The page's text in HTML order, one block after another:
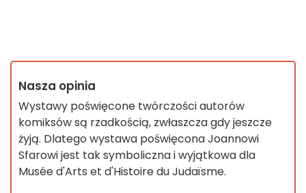
Nasza opinia
Wystawy poświęcone twórczości autorów
komiksów są rzadkością, zwłaszcza gdy jeszcze
żyją. Dlatego wystawa poświęcona Joannowi
Sfarowi jest tak symboliczna i wyjątkowa dla
Musée d'Arts et d'Histoire du Judaïsme.